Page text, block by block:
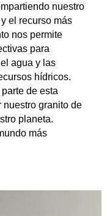
nuestro
el recurso más
nos permite
para
agua y las
hídricos.
de esta
nuestro granito de
planeta.
más